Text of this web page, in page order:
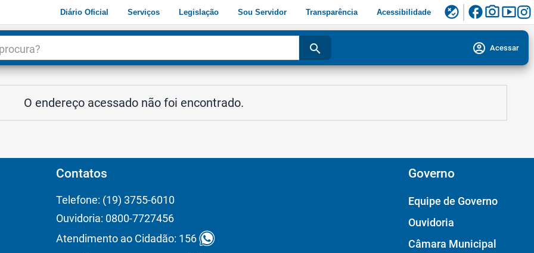
Diário Oficial Serviços Legislação Sou Servidor Transparência Acessibilidade flaky facebookphoto_camerasmart_display
search account_circle Acessar
O endereço acessado não foi encontrado.
Contatos
Telefone: (19) 3755-6010
Ouvidoria: 0800-7727456
Atendimento ao Cidadão: 156
Governo
Equipe de Governo
Ouvidoria
Câmara Municipal